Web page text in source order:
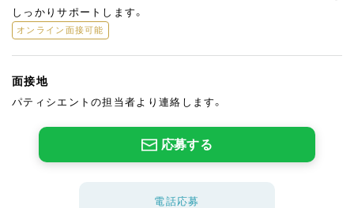
しっかりサポートします。
オンライン面接可能
面接地
パティシエントの担当者より連絡します。
応募する
電話応募